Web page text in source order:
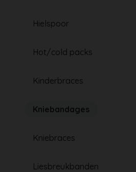
Hielspoor
Hot/cold packs
Kinderbraces
Kniebandages
Kniebraces
Liesbreukbanden